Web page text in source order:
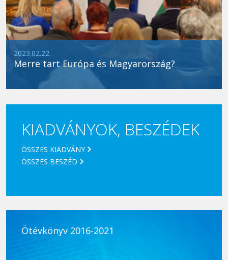
2023.02.22.
Merre tart Európa és Magyarország?
KIADVÁNYOK, BESZÉDEK
ÖSSZES KIADVÁNY
ÖSSZES BESZÉD
Ötévkönyv 2016-2021